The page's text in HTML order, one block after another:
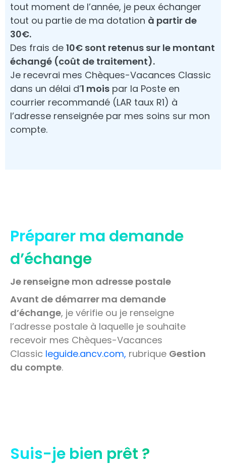
tout moment de l’année, je peux échanger
tout ou partie de ma dotation à partir de
30€.
Des frais de 10€ sont retenus sur le montant
échangé (coût de traitement).
Je recevrai mes Chèques-Vacances Classic
dans un délai d’1 mois par la Poste en
courrier recommandé (LAR taux R1) à
l’adresse renseignée par mes soins sur mon
compte.
Préparer ma demande
d’échange
Je renseigne mon adresse postale
Avant de démarrer ma demande
d’échange, je vérifie ou je renseigne
l’adresse postale à laquelle je souhaite
recevoir mes Chèques-Vacances
Classic leguide.ancv.com, rubrique Gestion
du compte.
Suis-je bien prêt ?